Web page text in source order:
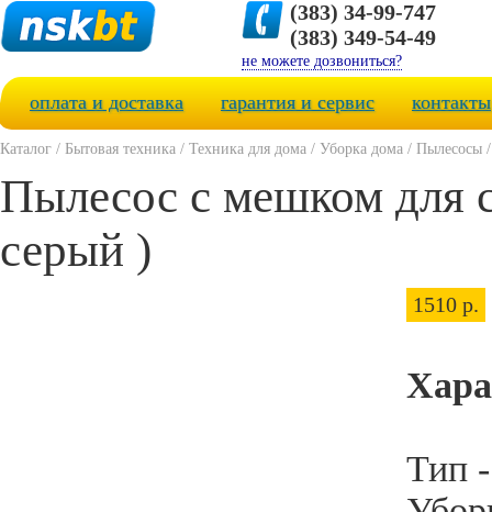
(383) 34-99-747
(383) 349-54-49
не можете дозвониться?
оплата и доставка гарантия и сервис контакты
Каталог / Бытовая техника / Техника для дома / Уборка дома / Пылесосы
Пылесос с мешком для
серый )
1510 р.
Тип